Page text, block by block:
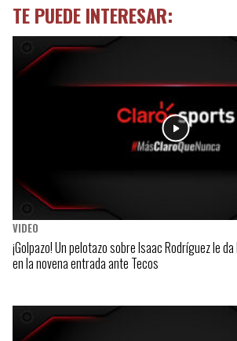
TE PUEDE INTERESAR:
VIDEO
¡Golpazo! Un pelotazo sobre Isaac Rodríguez le
en la novena entrada ante Tecos